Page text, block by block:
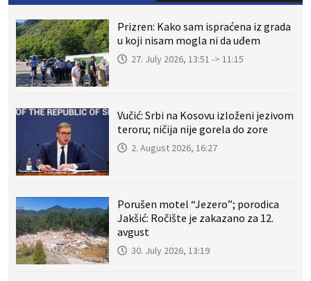
Prizren: Kako sam ispraćena iz grada
u koji nisam mogla ni da uđem
27. July 2026, 13:51 -> 11:15
Vučić: Srbi na Kosovu izloženi jezivom
teroru; ničija nije gorela do zore
2. August 2026, 16:27
Porušen motel “Jezero”; porodica
Jakšić: Ročište je zakazano za 12.
avgust
30. July 2026, 13:19